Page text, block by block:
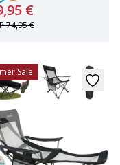
€
74,95 €
Sale